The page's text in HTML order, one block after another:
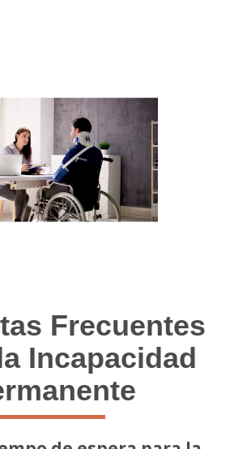
Frecuentes
Incapacidad